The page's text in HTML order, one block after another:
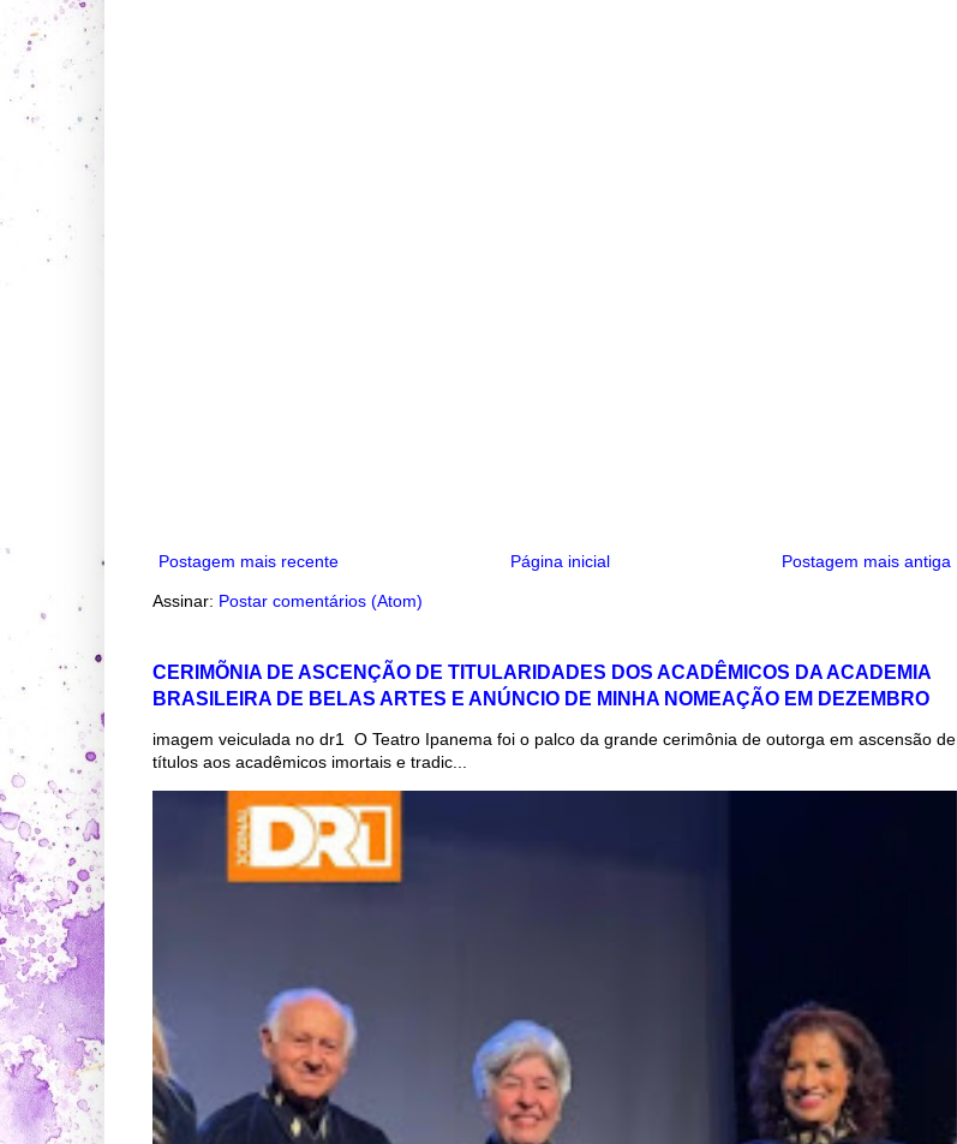
Postagem mais recente Postagem mais antiga
Página inicial
Assinar: Postar comentários (Atom)
CERIMÕNIA DE ASCENÇÃO DE TITULARIDADES DOS ACADÊMICOS DA ACADEMIA
BRASILEIRA DE BELAS ARTES E ANÚNCIO DE MINHA NOMEAÇÃO EM DEZEMBRO
imagem veiculada no dr1 O Teatro Ipanema foi o palco da grande cerimônia de outorga em ascensão de
títulos aos acadêmicos imortais e tradic...